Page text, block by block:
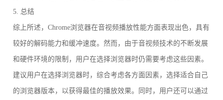
5. 总结
综上所述，Chrome浏览器在音视频播放性能方面表现出色，具有
较好的解码能力和缓冲速度。然而，由于音视频技术的不断发展
和硬件环境的限制，用户在选择浏览器时仍需要考虑这些因素。
建议用户在选择浏览器时，综合考虑各方面因素，选择适合自己
的浏览器版本，以获得最佳的播放效果。同时，用户还可以通过